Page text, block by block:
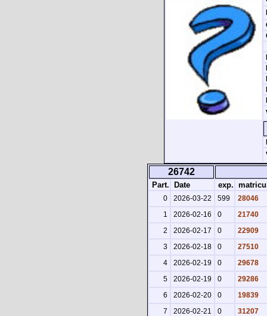
26742
Part. Date exp.
0 2026-03-22 599
28046
1
2026-02-16 0
21740
2
2026-02-17 0
22909
3
2026-02-18 0
27510
4
2026-02-19 0
29678
5
2026-02-19 0
29286
6
2026-02-20 0
19839
7
2026-02-21 0
31207